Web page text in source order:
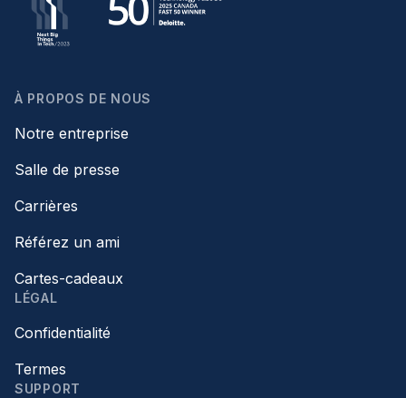
À PROPOS DE NOUS
Notre entreprise
Salle de presse
Carrières
Référez un ami
Cartes-cadeaux
LÉGAL
Confidentialité
Termes
SUPPORT